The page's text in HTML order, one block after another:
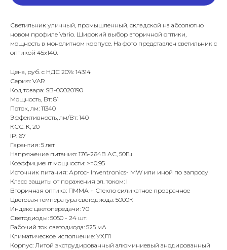
Светильник уличный, промышленный, складской на абсолютно
новом профиле Vario. Широкий выбор вторичной оптики,
мощность в монолитном корпусе. На фото представлен светильник с
оптикой 45х140.
Цена, руб. с НДС 20%: 14314
Серия: VAR
Код товара: SB-00020190
Мощность, Вт: 81
Поток, лм: 11340
Эффективность, лм/Вт: 140
КСС: К, 20
IP: 67
Гарантия: 5 лет
Напряжение питания: 176-264В АС, 50Гц
Коэффициент мощности: >=0,95
Источник питания: Аргос- Inventronics- MW или иной по запросу
Класс защиты от поражения эл. током: I
Вторичная оптика: ПММА + Стекло силикатное прозрачное
Цветовая температура светодиода: 5000К
Индекс цветопередачи: 70
Светодиоды: 5050 - 24 шт.
Рабочий ток светодиода: 525 мА
Климатическое исполнение: УХЛ1
Корпус: Литой экструдированный алюминиевый анодированный